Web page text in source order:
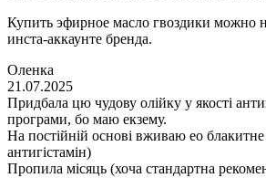
Купить эфирное масло гвоздики можно
инста-аккаунте бренда.
Оленка
21.07.2025
Придбала цю чудову олійку у якості
програми, бо маю екзему.
На постійній основі вживаю ео
антигістамін)
Пропила місяць (хоча стандартна